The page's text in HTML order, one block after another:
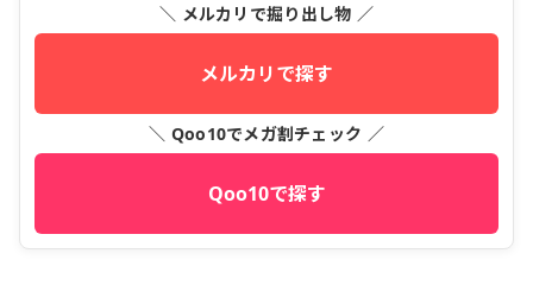
＼ メルカリで掘り出し物 ／
メルカリで探す
＼ Qoo10でメガ割チェック ／
Qoo10で探す